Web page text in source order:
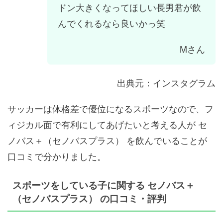
ドン大きくなってほしい長男君が飲
んでくれるなら良いかっ笑
Mさん
出典元：インスタグラム
サッカーは体格差で優位になるスポーツなので、フ
ィジカル面で有利にしてあげたいと考える人が セ
ノバス＋（セノバスプラス） を飲んでいることが
口コミで分かりました。
スポーツをしている子に関する セノバス＋
（セノバスプラス） の口コミ・評判